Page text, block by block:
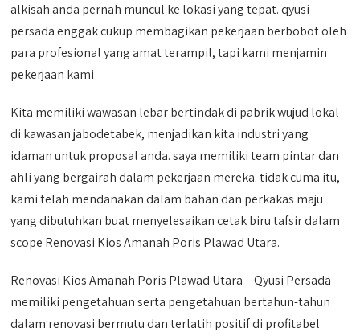
alkisah anda pernah muncul ke lokasi yang tepat. qyusi
persada enggak cukup membagikan pekerjaan berbobot oleh
para profesional yang amat terampil, tapi kami menjamin
pekerjaan kami
Kita memiliki wawasan lebar bertindak di pabrik wujud lokal
di kawasan jabodetabek, menjadikan kita industri yang
idaman untuk proposal anda. saya memiliki team pintar dan
ahli yang bergairah dalam pekerjaan mereka. tidak cuma itu,
kami telah mendanakan dalam bahan dan perkakas maju
yang dibutuhkan buat menyelesaikan cetak biru tafsir dalam
scope Renovasi Kios Amanah Poris Plawad Utara.
Renovasi Kios Amanah Poris Plawad Utara – Qyusi Persada
memiliki pengetahuan serta pengetahuan bertahun-tahun
dalam renovasi bermutu dan terlatih positif di profitabel